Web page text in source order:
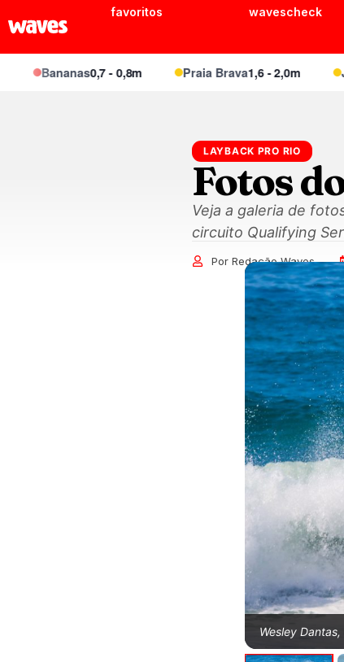
favoritos wavescheck
Bananas0,7 - 0,8m Praia Brava1,6 - 2,0m
LAYBACK PRO RIO
Fotos
Veja a galeria de
circuito Qualifying
Por Redação Waves
Wesley